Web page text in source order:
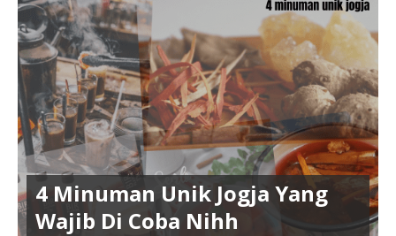
4 Minuman Unik Jogja Yang
Wajib Di Coba Nihh